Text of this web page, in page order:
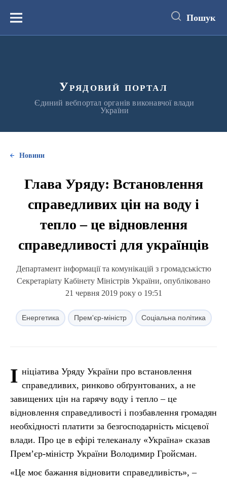
вмістуМеню Пошук
Урядовий портал
Єдиний вебпортал органів виконавчої влади
України
Новини
Глава Уряду: Встановлення
справедливих цін на воду і
тепло – це відновлення
справедливості для українців
Департамент інформації та комунікацій з громадськістю
Секретаріату Кабінету Міністрів України, опубліковано
21 червня 2019 року о 19:51
Енергетика Прем'єр-міністр Соціальна політика
І ніціатива Уряду України про встановлення
справедливих, ринково обґрунтованих, а не
завищених цін на гарячу воду і тепло – це
відновлення справедливості і позбавлення громадян
необхідності платити за безгосподарність місцевої
влади. Про це в ефірі телеканалу «Україна» сказав
Прем’єр-міністр України Володимир Гройсман.
«Це моє бажання відновити справедливість», –